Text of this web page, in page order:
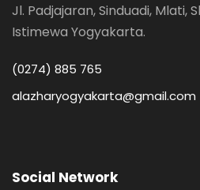
Jl. Padjajaran, Sinduadi, Mlati,
Istimewa Yogyakarta.
(0274) 885 765
alazharyogyakarta@gmail.com
Social Network